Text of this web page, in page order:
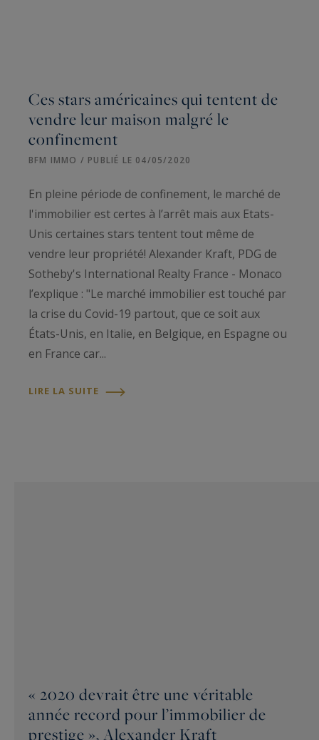
Ces stars américaines qui tentent de
vendre leur maison malgré le
confinement
BFM IMMO / PUBLIÉ LE 04/05/2020
En pleine période de confinement, le marché de
l'immobilier est certes à l’arrêt mais aux Etats-
Unis certaines stars tentent tout même de
vendre leur propriété! Alexander Kraft, PDG de
Sotheby's International Realty France - Monaco
l’explique : "Le marché immobilier est touché par
la crise du Covid-19 partout, que ce soit aux
États-Unis, en Italie, en Belgique, en Espagne ou
en France car...
LIRE LA SUITE
« 2020 devrait être une véritable
année record pour l’immobilier de
prestige », Alexander Kraft